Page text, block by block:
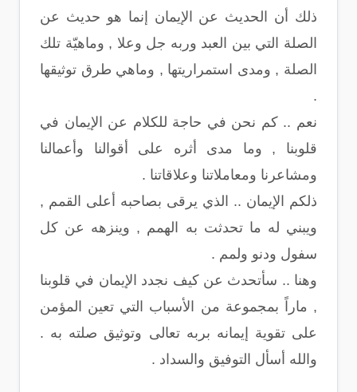
ذلك أن الحديث عن الإيمان إنما هو حديث عن
الصلة التي بين العبد وربه جل وعلا , وماهيّة تلك
الصلة , ومدى استمراريتها , وماهي طرق توثيقها
.
نعم .. كم نحن في حاجة للكلام عن الإيمان في
قلوبنا , وما مدى أثره على أقوالنا وأعمالنا
ومشاعرنا ومعاملاتنا وعلاقاتنا .
ذلكم الإيمان .. الذي يرقى بصاحبه أعلى القمم ,
ويبني له ما تحدثت به الهمم , وينزهه عن كل
سفول ودنو ولمم .
وهنا .. سأتحدث عن كيف نجدد الإيمان في قلوبنا
, ماراً بمجموعة من الأسباب التي تعين المؤمن
على تقوية إيمانه بربه تعالى وتوثيق صلته به .
والله أسأل التوفيق والسداد .